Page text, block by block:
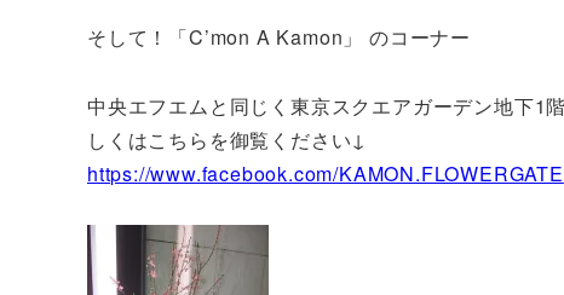
そして！「C’mon A Kamon」 のコーナー
中央エフエムと同じく東京スクエアガーデン地下1
しくはこちらを御覧ください↓
https://www.facebook.com/KAMON.FLOWERGATE